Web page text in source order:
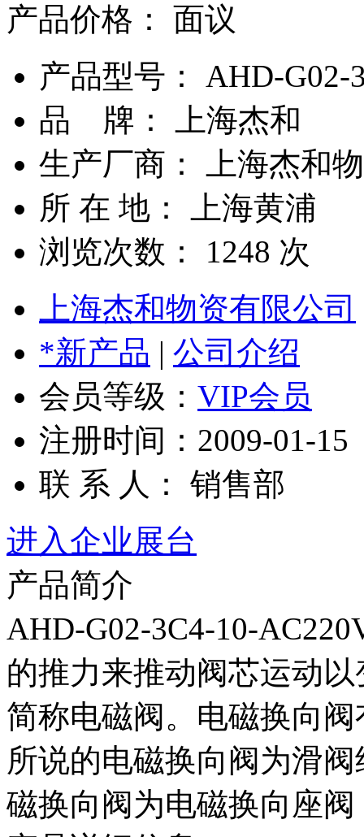
产品价格： 面议
产品型号： AHD-G02-
品 牌： 上海杰和
生产厂商： 上海杰和
所 在 地： 上海黄浦
浏览次数： 1248 次
上海杰和物资有限公司
*新产品 | 公司介绍
会员等级： VIP会员
注册时间：2009-01-15
联 系 人： 销售部
进入企业展台
产品简介
AHD-G02-3C4-10-
的推力来推动阀芯运动
简称电磁阀。电磁换向
所说的电磁换向阀为滑
磁换向阀为电磁换向座